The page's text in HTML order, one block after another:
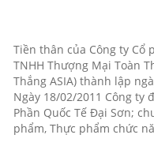
Tiền thân của Công ty Cổ
TNHH Thượng Mại Toàn
Thắng ASIA) thành lập
Ngày 18/02/2011 Công ty
Phần Quốc Tế Đại Sơn;
phẩm, Thực phẩm chức